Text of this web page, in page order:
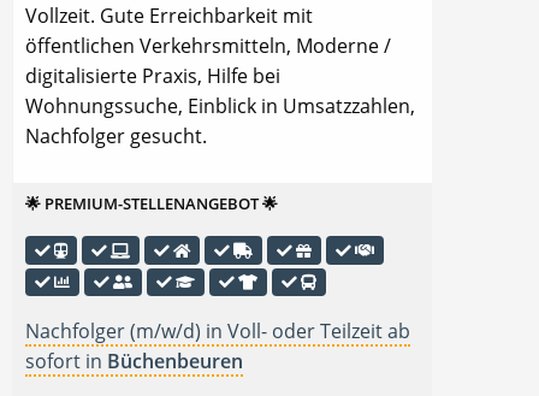
Vollzeit. Gute Erreichbarkeit mit
öffentlichen Verkehrsmitteln, Moderne /
digitalisierte Praxis, Hilfe bei
Wohnungssuche, Einblick in Umsatzzahlen,
Nachfolger gesucht.
🌟 PREMIUM-STELLENANGEBOT 🌟
Nachfolger (m/w/d) in Voll- oder Teilzeit ab
sofort in Büchenbeuren